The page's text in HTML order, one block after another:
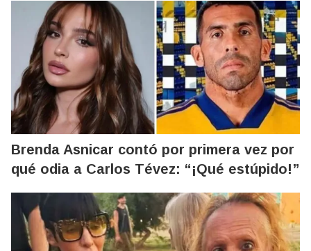
Brenda Asnicar contó por primera vez por
qué odia a Carlos Tévez: “¡Qué estúpido!”